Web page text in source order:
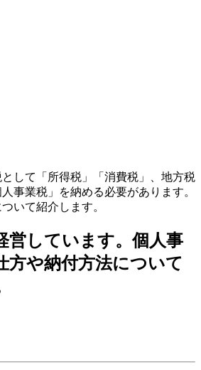
して「所得税」「消費税」、地方税
事業税」を納める必要があります。
いて紹介します。
しています。個人事
方や納付方法について